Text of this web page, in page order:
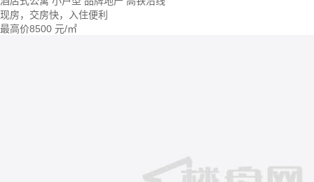
现房，交房快，入住便利
最高价8500 元/㎡